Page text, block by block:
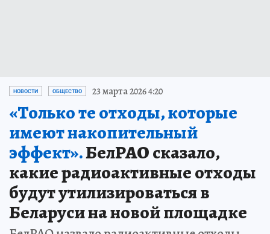
НОВОСТИ ОБЩЕСТВО 23 марта 2026 4:20
«Только те отходы, которые
имеют накопительный
эффект».БелРАО сказало,
какие радиоактивные отходы
будут утилизироваться в
Беларуси на новой площадке